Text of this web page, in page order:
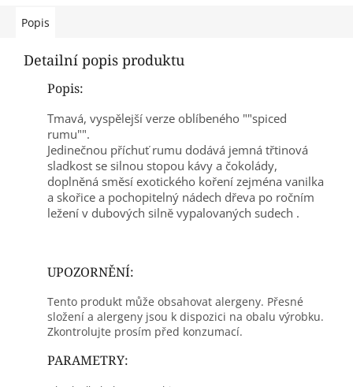
Popis
Detailní popis produktu
Popis:
Tmavá, vyspělejší verze oblíbeného ""spiced
rumu"".
Jedinečnou příchuť rumu dodává jemná třtinová
sladkost se silnou stopou kávy a čokolády,
doplněná směsí exotického koření zejména vanilka
a skořice a pochopitelný nádech dřeva po ročním
ležení v dubových silně vypalovaných sudech .
UPOZORNĚNÍ:
Tento produkt může obsahovat alergeny. Přesné
složení a alergeny jsou k dispozici na obalu výrobku.
Zkontrolujte prosím před konzumací.
PARAMETRY: